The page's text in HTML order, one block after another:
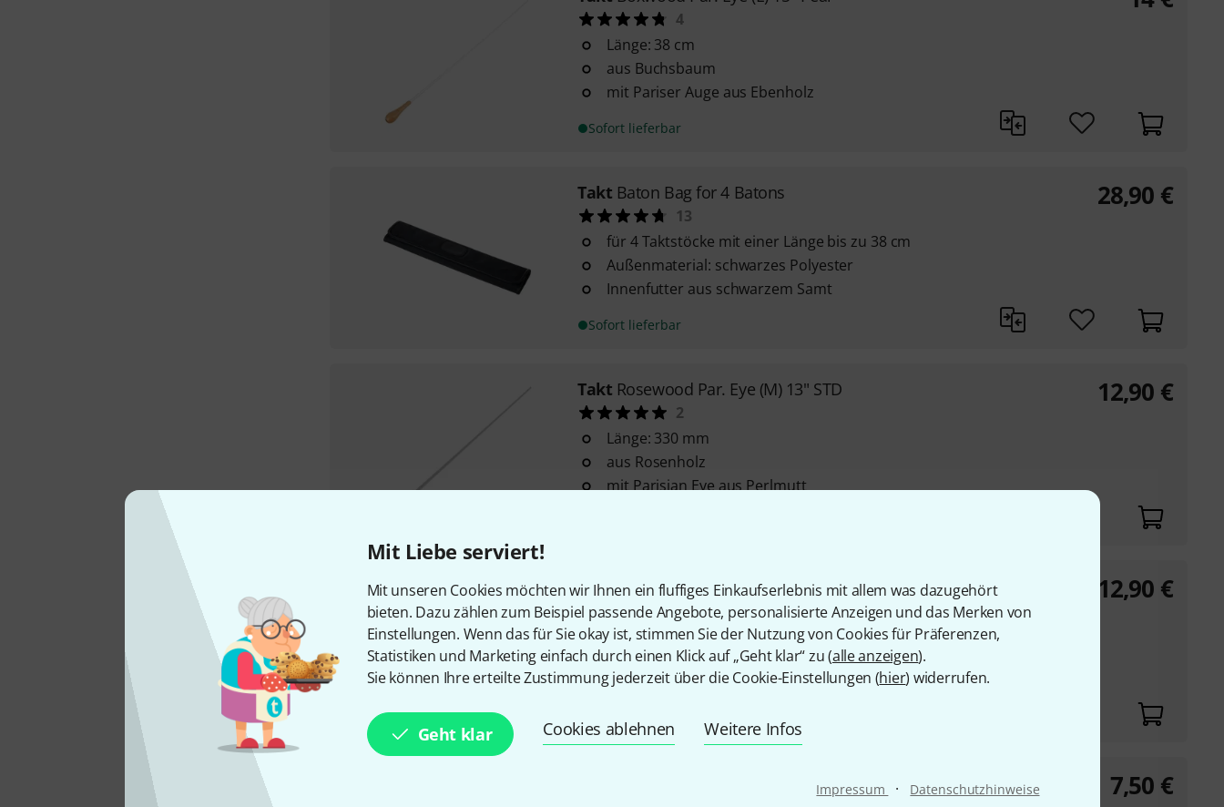
Mit Liebe serviert!
Mit unseren Cookies möchten wir Ihnen ein fluffiges Einkaufserlebnis mit allem was dazugehört
bieten. Dazu zählen zum Beispiel passende Angebote, personalisierte Anzeigen und das Merken von
Einstellungen. Wenn das für Sie okay ist, stimmen Sie der Nutzung von Cookies für Präferenzen,
Statistiken und Marketing einfach durch einen Klick auf „Geht klar“ zu (alle anzeigen).
Sie können Ihre erteilte Zustimmung jederzeit über die Cookie-Einstellungen (hier) widerrufen.
Geht klar Cookies ablehnen Weitere Infos
Impressum · Datenschutzhinweise
4
Länge: 38 cm
aus Buchsbaum
mit Pariser Auge aus Ebenholz
Sofort lieferbar
Takt Baton Bag for 4 Batons
13
für 4 Taktstöcke mit einer Länge bis zu 38 cm
Außenmaterial: schwarzes Polyester
Innenfutter aus schwarzem Samt
Sofort lieferbar
28,90 €
Takt Rosewood Par. Eye (M) 13" STD
2
Länge: 330 mm
aus Rosenholz
mit Parisian Eye aus Perlmutt
12,90 €
TaktEbony 15" LTD
2
aus Ebenholz
Länge: 38 cm
weißer Schaft aus Holz
Sofort lieferbar
12,90 €
7,50 €